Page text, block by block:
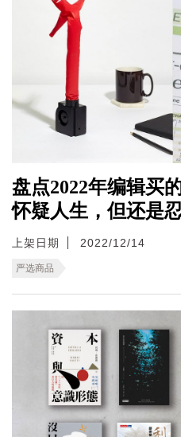
盘点2022年编辑买
怀疑人生，但还是
上架日期 2022/12/14
严选商品